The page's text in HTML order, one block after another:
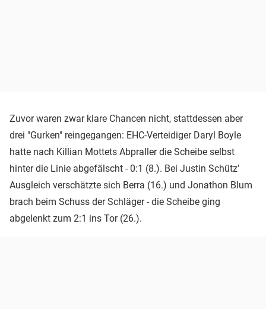
Zuvor waren zwar klare Chancen nicht, stattdessen aber
drei "Gurken" reingegangen: EHC-Verteidiger Daryl Boyle
hatte nach Killian Mottets Abpraller die Scheibe selbst
hinter die Linie abgefälscht - 0:1 (8.). Bei Justin Schütz'
Ausgleich verschätzte sich Berra (16.) und Jonathon Blum
brach beim Schuss der Schläger - die Scheibe ging
abgelenkt zum 2:1 ins Tor (26.).